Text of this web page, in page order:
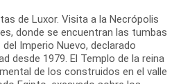
de Luxor. Visita a la Necrópolis
donde se encuentran las tumbas
Imperio Nuevo, declarado
desde 1979. El Templo de la reina
de los construidos en el valle